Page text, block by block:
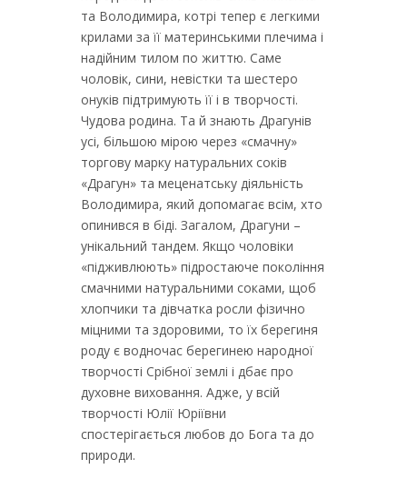
та Володимира, котрі тепер є легкими
крилами за її материнськими плечима і
надійним тилом по життю. Саме
чоловік, сини, невістки та шестеро
онуків підтримують її і в творчості.
Чудова родина. Та й знають Драгунів
усі, більшою мірою через «смачну»
торгову марку натуральних соків
«Драгун» та меценатську діяльність
Володимира, який допомагає всім, хто
опинився в біді. Загалом, Драгуни –
унікальний тандем. Якщо чоловіки
«підживлюють» підростаюче покоління
смачними натуральними соками, щоб
хлопчики та дівчатка росли фізично
міцними та здоровими, то їх берегиня
роду є водночас берегинею народної
творчості Срібної землі і дбає про
духовне виховання. Адже, у всій
творчості Юлії Юріївни
спостерігається любов до Бога та до
природи.